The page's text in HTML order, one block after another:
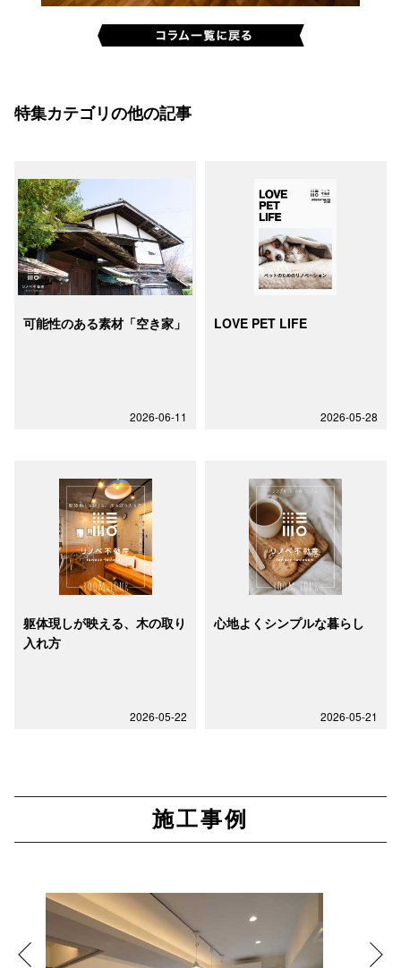
特集カテゴリの他の記事
可能性のある素材「空き家」
2026-06-11
LOVE PET LIFE
2026-05-28
躯体現しが映える、木の取り
入れ方
2026-05-22
心地よくシンプルな暮らし
2026-05-21
施工事例